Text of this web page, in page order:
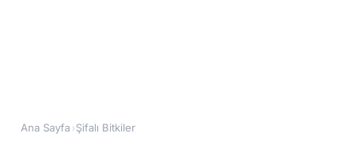
Ana Sayfa ›Şifalı Bitkiler